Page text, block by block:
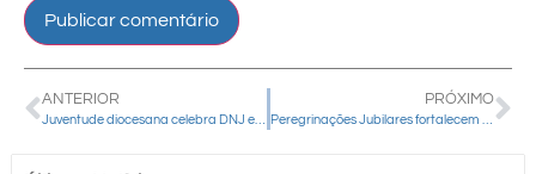
ANTERIOR
Juventude diocesana celebra DNJ e Jubileu dos Jovens em Guarapuava
PRÓXIMO
Peregrinações Jubilares fortalecem a fé em comunidades da Diocese de Guarapuava